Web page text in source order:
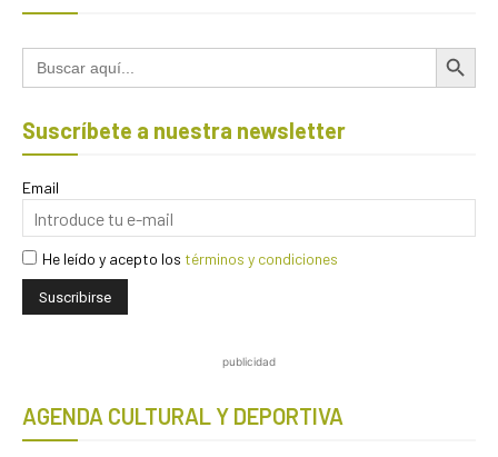
Buscar: Botón de
Suscríbete a nuestra newsletter
Email
He leído y acepto los términos y condiciones
publicidad
AGENDA CULTURAL Y DEPORTIVA